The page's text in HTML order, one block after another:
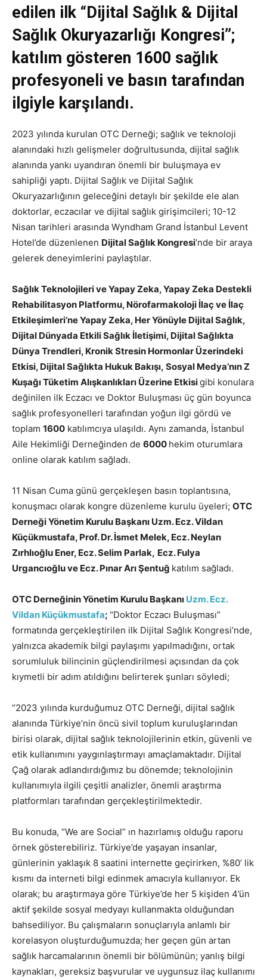
edilen ilk “Dijital Sağlık & Dijital
Sağlık Okuryazarlığı Kongresi”;
katılım gösteren 1600 sağlık
profesyoneli ve basın tarafından
ilgiyle karşılandı.
2023 yılında kurulan OTC Derneği; sağlık ve teknoloji
alanındaki hızlı gelişmeler doğrultusunda, dijital sağlık
alanında yankı uyandıran önemli bir buluşmaya ev
sahipliği yaptı. Dijital Sağlık ve Dijital Sağlık
Okuryazarlığının geleceğini detaylı bir şekilde ele alan
doktorlar, eczacılar ve dijital sağlık girişimcileri; 10-12
Nisan tarihleri arasında Wyndham Grand İstanbul Levent
Hotel’de düzenlenen Dijital Sağlık Kongresi’nde bir araya
gelerek deneyimlerini paylaştılar.
Sağlık Teknolojileri ve Yapay Zeka, Yapay Zeka Destekli
Rehabilitasyon Platformu, Nörofarmakoloji İlaç ve İlaç
Etkileşimleri’ne Yapay Zeka, Her Yönüyle Dijital Sağlık,
Dijital Dünyada Etkili Sağlık İletişimi, Dijital Sağlıkta
Dünya Trendleri, Kronik Stresin Hormonlar Üzerindeki
Etkisi, Dijital Sağlıkta Hukuk Bakışı, Sosyal Medya’nın Z
Kuşağı Tüketim Alışkanlıkları Üzerine Etkisigibi konulara
değinilen ilk Eczacı ve Doktor Buluşması üç gün boyunca
sağlık profesyonelleri tarafından yoğun ilgi gördü ve
toplam 1600 katılımcıya ulaşıldı. Aynı zamanda, İstanbul
Aile Hekimliği Derneğinden de 6000 hekim oturumlara
online olarak katılım sağladı.
11 Nisan Cuma günü gerçekleşen basın toplantısına,
konuşmacı olarak kongre düzenleme kurulu üyeleri; OTC
Derneği Yönetim Kurulu Başkanı Uzm. Ecz. Vildan
Küçükmustafa, Prof. Dr. İsmet Melek, Ecz. Neylan
Zırhlıoğlu Ener, Ecz. Selim Parlak, Ecz. Fulya
Urgancıoğlu ve Ecz. Pınar Arı Şentuğ katılım sağladı.
OTC Derneğinin Yönetim Kurulu Başkanı Uzm. Ecz.
Vildan Küçükmustafa; “Doktor Eczacı Buluşması”
formatında gerçekleştirilen ilk Dijital Sağlık Kongresi’nde,
yalnızca akademik bilgi paylaşımı yapılmadığını, ortak
sorumluluk bilincinin güçlendirilmesi açısından da çok
kıymetli bir adım atıldığını belirterek şunları söyledi;
“2023 yılında kurduğumuz OTC Derneği, dijital sağlık
alanında Türkiye’nin öncü sivil toplum kuruluşlarından
birisi olarak, dijital sağlık teknolojilerinin etkin, güvenli ve
etik kullanımını yaygınlaştırmayı amaçlamaktadır. Dijital
Çağ olarak adlandırdığımız bu dönemde; teknolojinin
kullanımıyla ilgili çeşitli analizler, önemli araştırma
platformları tarafından gerçekleştirilmektedir.
Bu konuda, “We are Social” ın hazırlamış olduğu raporu
örnek gösterebiliriz. Türkiye’de yaşayan insanlar,
günlerinin yaklaşık 8 saatini internette geçirirken, %80’ lik
kısmı da interneti bilgi edinmek amacıyla kullanıyor. Ek
olarak; bu araştırmaya göre Türkiye’de her 5 kişiden 4’ün
aktif şekilde sosyal medyayı kullanmakta olduğundan
bahsediliyor. Bu çalışmaların sonuçlarıyla anlamlı bir
korelasyon oluşturduğumuzda; her geçen gün artan
sağlık harcamalarının önemli bir bölümünün; yanlış bilgi
kaynakları, gereksiz başvurular ve uygunsuz ilaç kullanımı